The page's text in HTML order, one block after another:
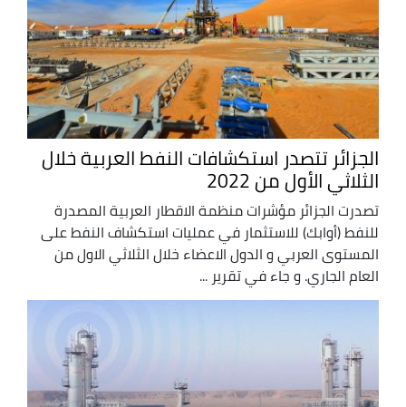
الجزائر تتصدر استكشافات النفط العربية خلال
الثلاثي الأول من 2022
تصدرت الجزائر مؤشرات منظمة الاقطار العربية المصدرة
للنفط (أوابك) للاستثمار في عمليات استكشاف النفط على
المستوى العربي و الدول الاعضاء خلال الثلاثي الاول من
العام الجاري. و جاء في تقرير ...